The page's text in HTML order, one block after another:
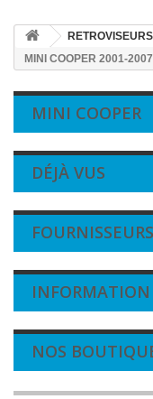
RETROVISEURS
MINI COOPER 2001-
MINI COOPER
DÉJÀ VUS
FOURNISSEURS
INFORMATION
NOS